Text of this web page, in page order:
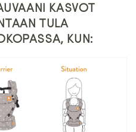
KASVOT
TULA
KUN: